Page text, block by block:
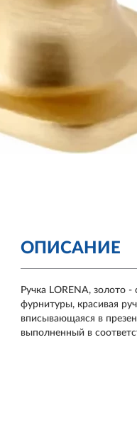
ОПИСАНИЕ
Ручка LORENA, золото
фурнитуры, красивая
вписывающаяся в
выполненный в